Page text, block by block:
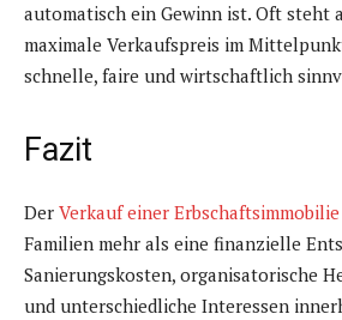
automatisch ein Gewinn ist. Oft steht
maximale Verkaufspreis im
schnelle, faire und wirtschaftlich
Fazit
Der Verkauf einer
Familien mehr als eine finanzielle
Sanierungskosten, organisatorische
und unterschiedliche Interessen